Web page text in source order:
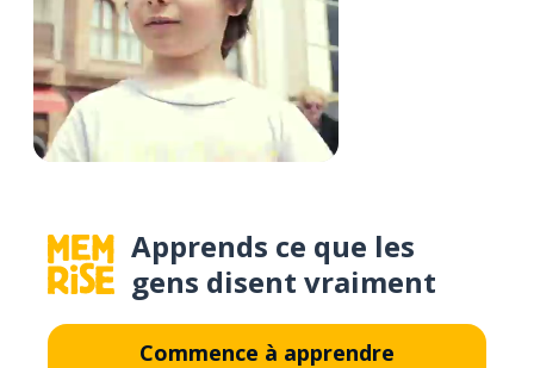
Apprends ce que les
gens disent vraiment
Commence à apprendre